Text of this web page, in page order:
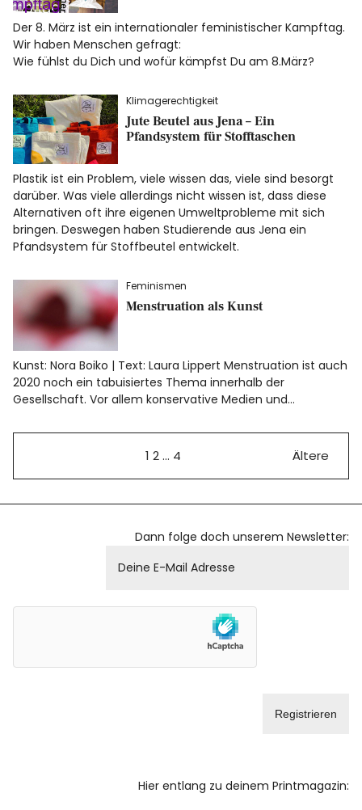
Der 8. März ist ein internationaler feministischer Kampftag.
Wir haben Menschen gefragt:
Wie fühlst du Dich und wofür kämpfst Du am 8.März?
Klimagerechtigkeit
Jute Beutel aus Jena – Ein
Pfandsystem für Stofftaschen
Plastik ist ein Problem, viele wissen das, viele sind besorgt
darüber. Was viele allerdings nicht wissen ist, dass diese
Alternativen oft ihre eigenen Umweltprobleme mit sich
bringen. Deswegen haben Studierende aus Jena ein
Pfandsystem für Stoffbeutel entwickelt.
Feminismen
Menstruation als Kunst
Kunst: Nora Boiko | Text: Laura Lippert Menstruation ist auch
2020 noch ein tabuisiertes Thema innerhalb der
Gesellschaft. Vor allem konservative Medien und…
1 2 … 4 Ältere
Dann folge doch unserem Newsletter:
Hier entlang zu deinem Printmagazin: